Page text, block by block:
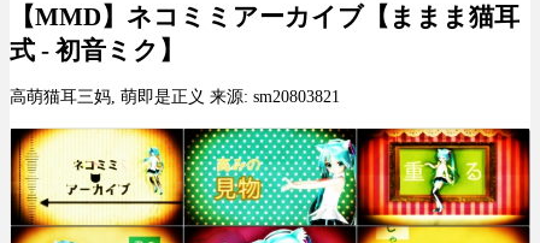
【MMD】ネコミミアーカイブ【ままま猫耳
式 - 初音ミク】
高萌猫耳三妈, 萌即是正义 来源: sm20803821